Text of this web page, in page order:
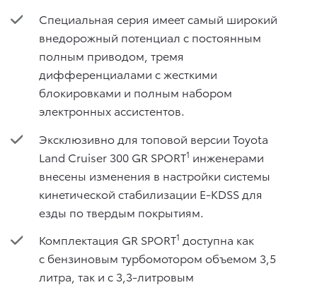
Специальная серия имеет самый широкий
внедорожный потенциал с постоянным
полным приводом, тремя
дифференциалами с жесткими
блокировками и полным набором
электронных ассистентов.
Эксклюзивно для топовой версии Toyota
Land Cruiser 300 GR SPORT1 инженерами
внесены изменения в настройки системы
кинетической стабилизации E-KDSS для
езды по твердым покрытиям.
Комплектация GR SPORT1 доступна как
с бензиновым турбомотором объемом 3,5
литра, так и с 3,3-литровым